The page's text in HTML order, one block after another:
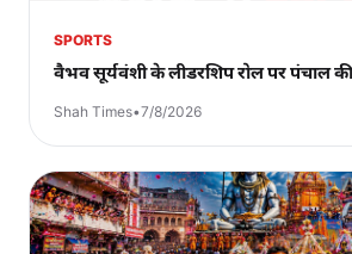
SPORTS
वैभव सूर्यवंशी के लीडरशिप रोल पर पंचाल
Shah Times•7/8/2026